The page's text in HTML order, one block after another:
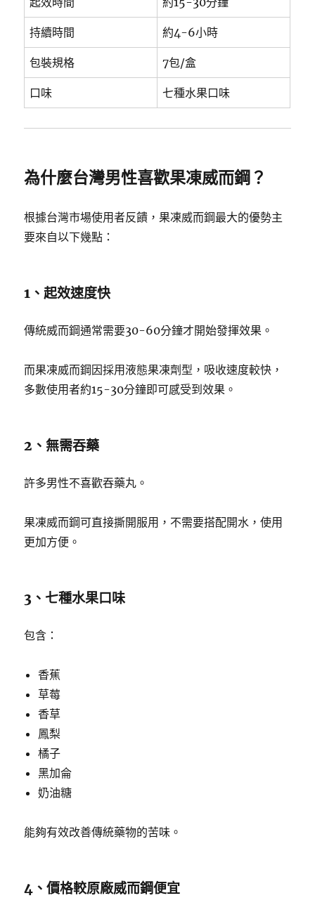
持續時間 約4-6小時
包裝規格 7包/盒
口味 七種水果口味
為什麼台灣男性喜歡果凍威而鋼？
根據台灣市場使用者反饋，果凍威而鋼最大的優勢主
要來自以下幾點：
1、起效速度快
傳統威而鋼通常需要30-60分鐘才開始發揮效果。
而果凍威而鋼因採用液態果凍劑型，吸收速度較快，
多數使用者約15-30分鐘即可感受到效果。
2、無需吞藥
許多男性不喜歡吞藥丸。
果凍威而鋼可直接撕開服用，不需要搭配開水，使用
更加方便。
3、七種水果口味
包含：
香蕉
草莓
香草
鳳梨
橘子
黑加侖
奶油糖
能夠有效改善傳統藥物的苦味。
4、價格較原廠威而鋼便宜